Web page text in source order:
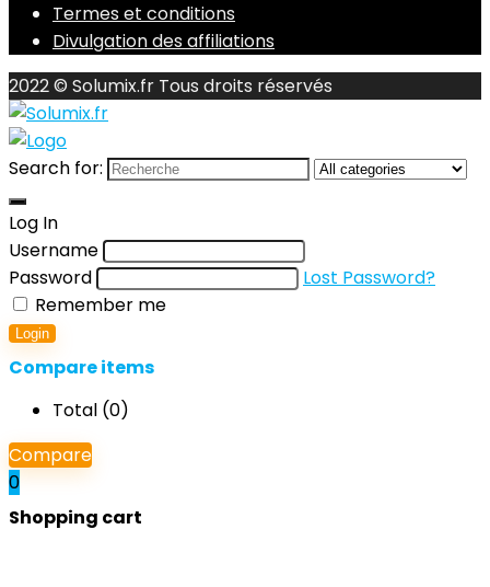
Termes et conditions
Divulgation des affiliations
2022 © Solumix.fr Tous droits réservés
Search for:
Log In
Username
Password
Lost Password?
Remember me
Login
Compare items
Total (0)
Compare
0
Shopping cart